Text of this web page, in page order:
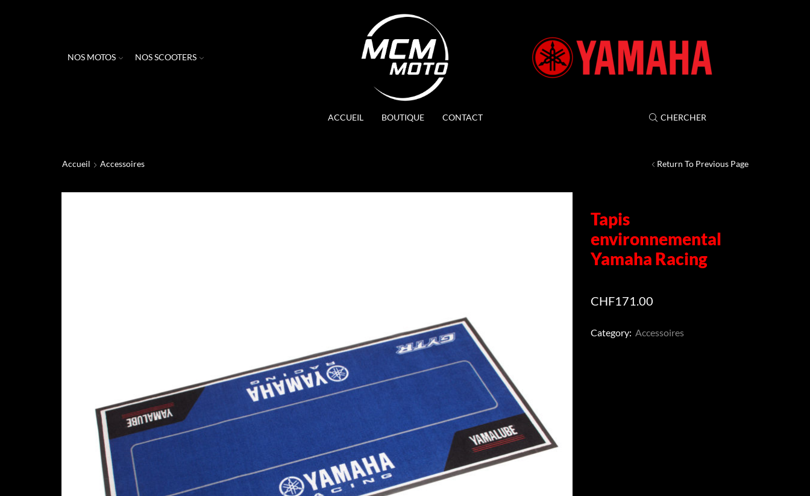
NOS MOTOS NOS SCOOTERS
ACCUEIL BOUTIQUE CONTACT CHERCHER
Accueil Accessoires Return To Previous Page
Tapis
environnemental
Yamaha Racing
CHF171.00
Category: Accessoires